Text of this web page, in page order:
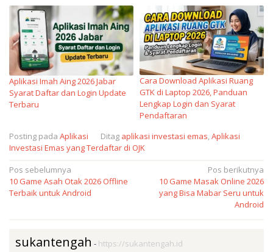
Aplikasi Imah Aing 2026 Jabar
Syarat Daftar dan Login Update
Terbaru
Cara Download Aplikasi Ruang
GTK di Laptop 2026, Panduan
Lengkap Login dan Syarat
Pendaftaran
Posting pada Aplikasi Ditag aplikasi investasi emas,Aplikasi
Investasi Emas yang Terdaftar di OJK
Navigasi
pos
Pos sebelumnya
10 Game Asah Otak 2026 Offline
Terbaik untuk Android
Pos berikutnya
10 Game Masak Online 2026
yang Bisa Mabar Seru untuk
Android
sukantengah - https://sukantengah.id